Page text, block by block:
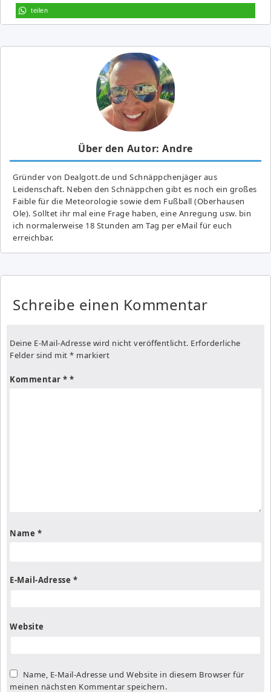
teilen
Über den Autor: Andre
Gründer von Dealgott.de und Schnäppchenjäger aus
Leidenschaft. Neben den Schnäppchen gibt es noch ein großes
Fai­ble für die Meteorologie sowie dem Fußball (Oberhausen
Ole). Solltet ihr mal eine Frage haben, eine Anregung usw. bin
ich normalerweise 18 Stunden am Tag per eMail für euch
erreichbar.
Schreibe einen Kommentar
Deine E-Mail-Adresse wird nicht veröffentlicht. Erforderliche
Felder sind mit * markiert
Kommentar *
Name *
E-Mail-Adresse *
Website
Name, E-Mail-Adresse und Website in diesem Browser für
meinen nächsten Kommentar speichern.